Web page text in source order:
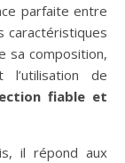
parfaite entre
caractéristiques
sa composition,
de
fiable et
il répond aux